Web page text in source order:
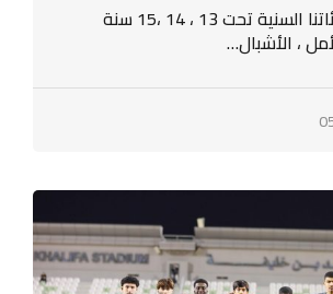
جاءت نتائج فئاتنا السنية تحت 13 ، 14 ،15 سنة
، الأشبال…